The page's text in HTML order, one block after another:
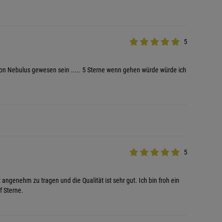
5
Nebulus gewesen sein ..... 5 Sterne wenn gehen würde würde ich
5
zu tragen und die Qualität ist sehr gut. Ich bin froh ein
Sterne.